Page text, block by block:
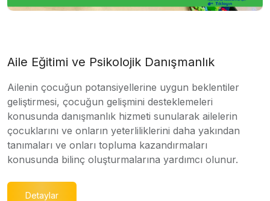
Aile Eğitimi ve Psikolojik Danışmanlık
Ailenin çocuğun potansiyellerine uygun beklentiler
geliştirmesi, çocuğun gelişmini desteklemeleri
konusunda danışmanlık hizmeti sunularak ailelerin
çocuklarını ve onların yeterliliklerini daha yakından
tanımaları ve onları topluma kazandırmaları
konusunda bilinç oluşturmalarına yardımcı olunur.
Detaylar